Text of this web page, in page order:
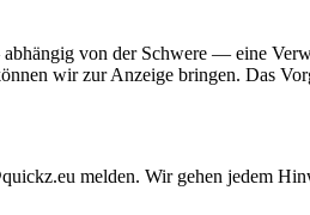
von der Schwere — eine
wir zur Anzeige bringen. Das
melden. Wir gehen jedem